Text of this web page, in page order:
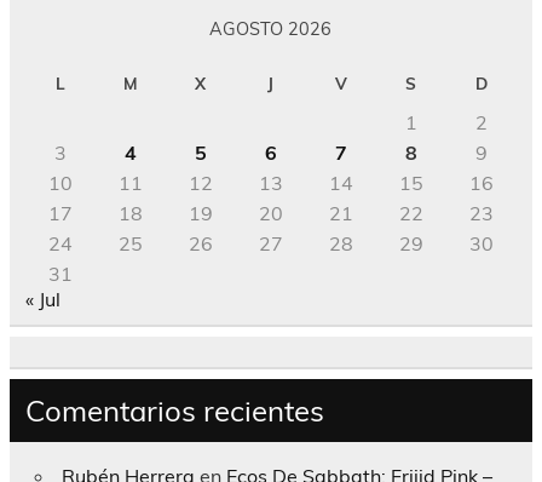
AGOSTO 2026
L M X J V S D
1
2
3
4 5 6 7 8
9
10
11 12 13 14 15
16
17
18 19 20 21 22
23
24
25 26 27 28 29
30
31
« Jul
Comentarios recientes
Rubén Herrera en Ecos De Sabbath; Frijid Pink –